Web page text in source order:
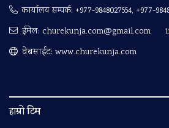
कार्यालय सम्पर्क: +977-9848027554, +977-
ईमेल: churekunja.com@gmail.com
वेबसाईट: www.churekunja.com
हाम्रो टिम